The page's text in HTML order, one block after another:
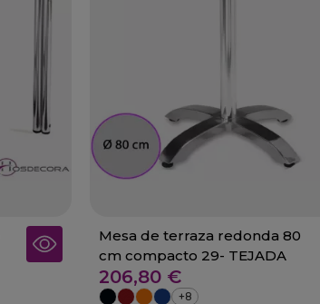
Mesa de terraza redonda 80
cm compacto 29- TEJADA
206,80 €
+8